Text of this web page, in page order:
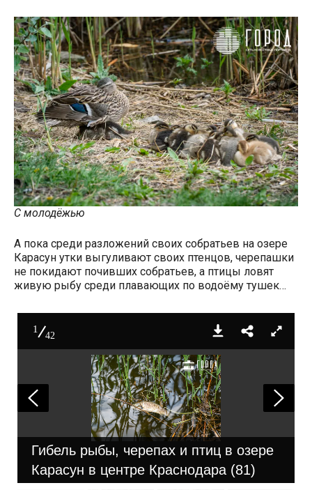
С молодёжью
А пока среди разложений своих собратьев на озере
Карасун утки выгуливают своих птенцов, черепашки
не покидают почивших собратьев, а птицы ловят
живую рыбу среди плавающих по водоёму тушек…
1
42
Гибель рыбы, черепах и птиц в озере
Карасун в центре Краснодара (81)